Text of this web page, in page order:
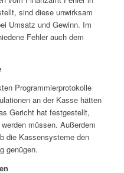
sind diese unwirksam
Umsatz und Gewinn. Im
Fehler auch dem
Programmierprotokolle
an der Kasse hätten
Gericht hat festgestellt,
müssen. Außerdem
die Kassensysteme den
genügen.